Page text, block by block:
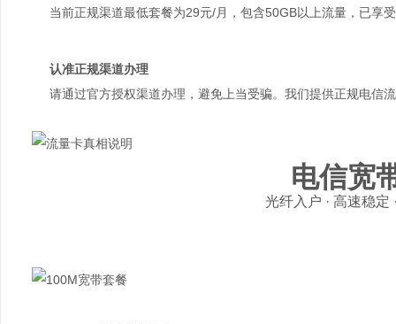
当前正规渠道最低套餐为29元/月，包含50GB以上流量，已享
认准正规渠道办理
请通过官方授权渠道办理，避免上当受骗。我们提供正规电信
电信宽
光纤入户 · 高速稳定